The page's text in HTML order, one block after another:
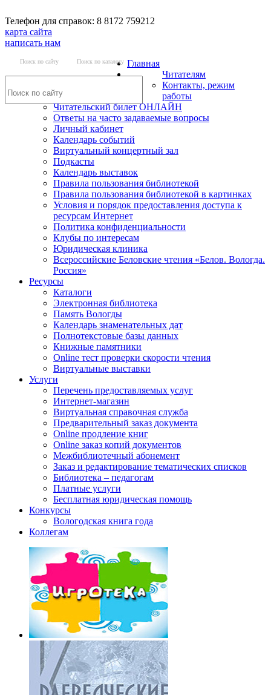
Телефон для справок: 8 8172 759212
карта сайта
написать нам
Поиск по сайту Поиск по каталогу Главная
Читателям
Контакты, режим
работы
Читательский билет ОНЛАЙН
Ответы на часто задаваемые вопросы
Личный кабинет
Календарь событий
Виртуальный концертный зал
Подкасты
Календарь выставок
Правила пользования библиотекой
Правила пользования библиотекой в картинках
Условия и порядок предоставления доступа к
ресурсам Интернет
Политика конфиденциальности
Клубы по интересам
Юридическая клиника
Всероссийские Беловские чтения «Белов. Вологда.
Россия»
Ресурсы
Каталоги
Электронная библиотека
Память Вологды
Календарь знаменательных дат
Полнотекстовые базы данных
Книжные памятники
Online тест проверки скорости чтения
Виртуальные выставки
Услуги
Перечень предоставляемых услуг
Интернет-магазин
Виртуальная справочная служба
Предварительный заказ документа
Online продление книг
Online заказ копий документов
Межбиблиотечный абонемент
Заказ и редактирование тематических списков
Библиотека – педагогам
Платные услуги
Бесплатная юридическая помощь
Конкурсы
Вологодская книга года
Коллегам